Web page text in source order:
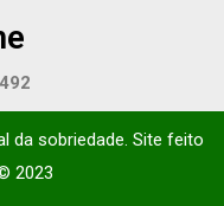
da sobriedade. Site feito
2023​